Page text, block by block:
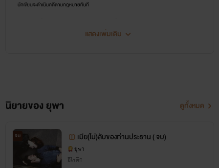
นักเขียนจะดำเนินคดีตามกฎหมายทันที
แสดงเพิ่มเติม
นิยายของ ยุพา ดูทั้งหมด
จบ เมีย(ไม่)ลับของท่านประธาน ( จบ)
ยุพา
อีโรติก